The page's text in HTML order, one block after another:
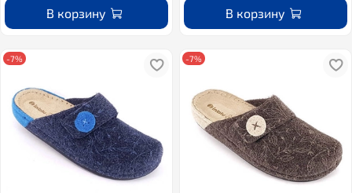
В корзину В корзину
-7% -7%